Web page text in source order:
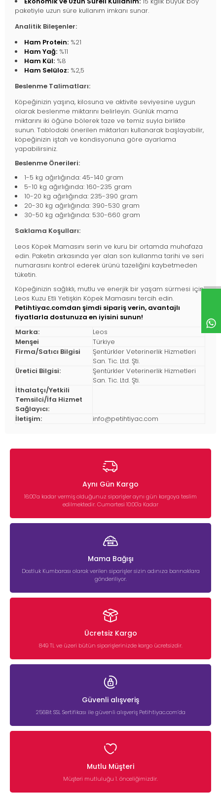
paketiyle uzun süre kullanım imkanı sunar.
Analitik Bileşenler:
Ham Protein: %21
Ham Yağ: %11
Ham Kül: %8
Ham Selüloz: %2,5
Beslenme Talimatları:
Köpeğinizin yaşına, kilosuna ve aktivite seviyesine uygun
olarak beslenme miktarını belirleyin. Günlük mama
miktarını iki öğüne bölerek taze ve temiz suyla birlikte
sunun. Tablodaki önerilen miktarları kullanarak başlayabilir,
köpeğinizin iştah ve kondisyonuna göre ayarlama
yapabilirsiniz.
Beslenme Önerileri:
1-5 kg ağırlığında: 45-140 gram
5-10 kg ağırlığında: 160-235 gram
10-20 kg ağırlığında: 235-390 gram
20-30 kg ağırlığında: 390-530 gram
30-50 kg ağırlığında: 530-660 gram
Saklama Koşulları:
Leos Köpek Mamasını serin ve kuru bir ortamda muhafaza
edin. Paketin arkasında yer alan son kullanma tarihi ve seri
numarasını kontrol ederek ürünü tazeliğini kaybetmeden
tüketin.
Köpeğinizin sağlıklı, mutlu ve enerjik bir yaşam sürmesi için
Leos Kuzu Etli Yetişkin Köpek Mamasını tercih edin.
Petihtiyac.comdan şimdi sipariş verin, avantajlı
fiyatlarla dostunuza en iyisini sunun!
Marka:
Leos
Menşei
Türkiye
Firma/Satıcı Bilgisi
Şentürkler Veterinerlik Hizmetleri
San. Tic. Ltd. Şti.
Üretici Bilgisi:
Şentürkler Veterinerlik Hizmetleri
San. Tic. Ltd. Şti.
İthalatçı/Yetkili
Temsilci/İfa Hizmet
Sağlayıcı:
İletişim:
info@petihtiyac.com
Aynı Gün Kargo
16:00’a kadar vermiş olduğunuz siparişler aynı gün kargoya teslim
edilmektedir. Cumartesi 10:00'a Kadar
Mama Bağışı
Dostluk Kumbarası olarak verilen siparişler sizin adınıza barınaklara
gönderiliyor.
Ücretsiz Kargo
849 TL ve üzeri bütün siparişlerinizde kargo ücretsizdir.
Güvenli alışveriş
256Bit SSL Sertifikası ile güvenli alışveriş Petihtiyac.com’da
Mutlu Müşteri
Müşteri mutluluğu 1. önceliğimizdir.